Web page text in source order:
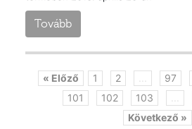
Tovább
« Előző 1 2 97
101
102 103
Következő »